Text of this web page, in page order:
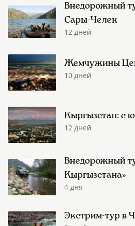
Внедорожный
Сары-Челек
12 дней
Жемчужины
10 дней
Кыргызстан: с
12 дней
Внедорожный
Кыргызстана»
4 дня
Экстрим-тур в